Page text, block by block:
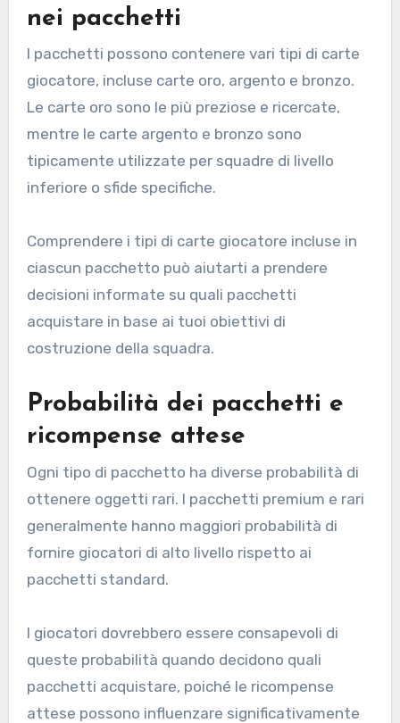
nei pacchetti
I pacchetti possono contenere vari tipi di carte
giocatore, incluse carte oro, argento e bronzo.
Le carte oro sono le più preziose e ricercate,
mentre le carte argento e bronzo sono
tipicamente utilizzate per squadre di livello
inferiore o sfide specifiche.
Comprendere i tipi di carte giocatore incluse in
ciascun pacchetto può aiutarti a prendere
decisioni informate su quali pacchetti
acquistare in base ai tuoi obiettivi di
costruzione della squadra.
Probabilità dei pacchetti e
ricompense attese
Ogni tipo di pacchetto ha diverse probabilità di
ottenere oggetti rari. I pacchetti premium e rari
generalmente hanno maggiori probabilità di
fornire giocatori di alto livello rispetto ai
pacchetti standard.
I giocatori dovrebbero essere consapevoli di
queste probabilità quando decidono quali
pacchetti acquistare, poiché le ricompense
attese possono influenzare significativamente